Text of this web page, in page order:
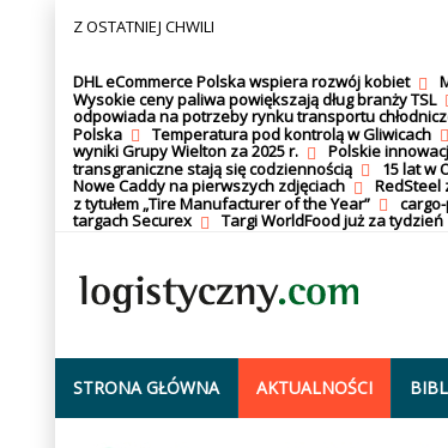
Z OSTATNIEJ CHWILI
DHL eCommerce Polska wspiera rozwój kobiet
Wysokie ceny paliwa powiększają dług branży TSL
odpowiada na potrzeby rynku transportu
Polska
Temperatura pod kontrolą w Gliwicach
wyniki Grupy Wielton za 2025 r.
Polskie
transgraniczne stają się codziennością
15 lat w
Nowe Caddy na pierwszych zdjęciach
RedSteel
z tytułem „Tire Manufacturer of the Year”
targach Securex
Targi WorldFood już za tydzień
STRONA GŁÓWNA AKTUALNOŚCI